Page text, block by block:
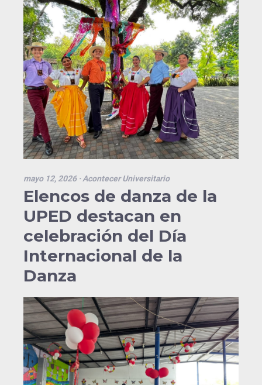
mayo 12, 2026· Acontecer Universitario
Elencos de danza de la
UPED destacan en
celebración del Día
Internacional de la
Danza